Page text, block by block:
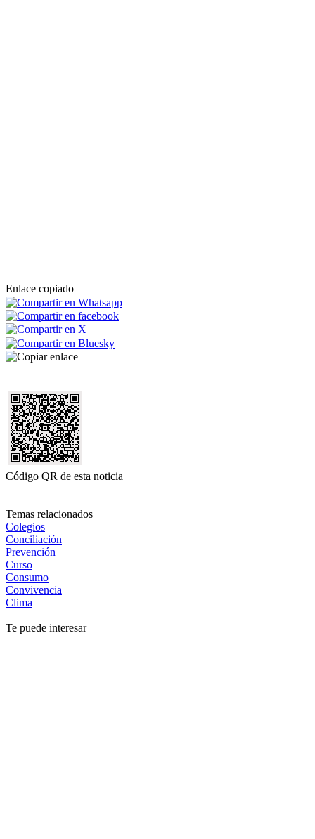
Enlace copiado
Código QR de esta noticia
Temas relacionados
Colegios
Conciliación
Prevención
Curso
Consumo
Convivencia
Clima
Te puede interesar